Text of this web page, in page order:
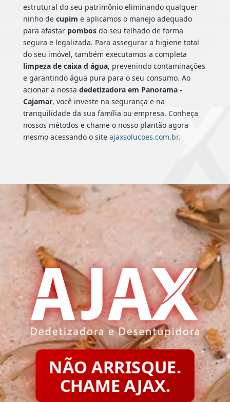
estrutural do seu patrimônio eliminando qualquer
ninho de cupim e aplicamos o manejo adequado
para afastar pombosdo seu telhado de forma
segura e legalizada. Para assegurar a higiene total
do seu imóvel, também executamos a completa
limpeza de caixa d água, prevenindo contaminações
e garantindo água pura para o seu consumo. Ao
acionar a nossa dedetizadora em Panorama -
Cajamar, você investe na segurança e na
tranquilidade da sua família ou empresa. Conheça
nossos métodos e chame o nosso plantão agora
mesmo acessando o site ajaxsolucoes.com.br.
NÃO ARRISQUE.
CHAME AJAX.